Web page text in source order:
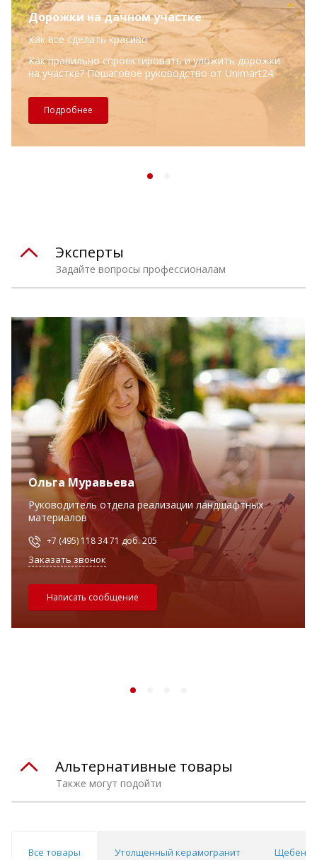
Дорожки на дачном участке
Как все сделать красиво
Как правильно спроектировать и уложить дорожки
на участке? Пошаговое руководство от Unimart24.
Подробнее
Задайте вопросы профессионалам
Эксперты
Ольга Муравьева
Руководитель отдела реализации ландшафтных
материалов
+7 (495) 118 34 71 доб. 205
Заказать звонок
Написать сообщение
Также могут подойти
Альтернативные товары
Все товары Утолщенный керамогранит Щебень